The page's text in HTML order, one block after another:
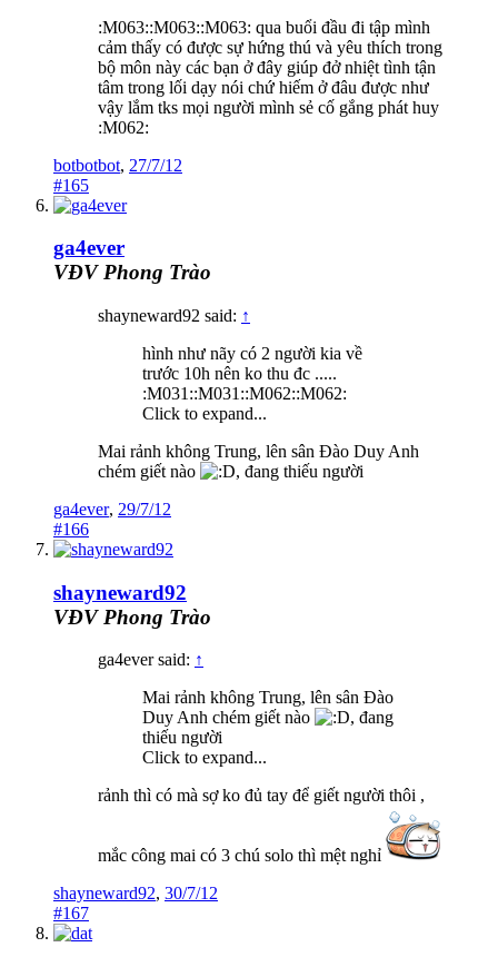
:M063::M063::M063: qua buổi đầu đi tập mình
cảm thấy có được sự hứng thú và yêu thích trong
bộ môn này các bạn ở đây giúp đở nhiệt tình tận
tâm trong lối dạy nói chứ hiếm ở đâu được như
vậy lắm tks mọi người mình sẻ cố gắng phát huy
:M062:
botbotbot, 27/7/12
#165
ga4ever
VĐV Phong Trào
shayneward92 said: ↑
hình như nãy có 2 người kia về
trước 10h nên ko thu đc .....
:M031::M031::M062::M062:
Click to expand...
Mai rảnh không Trung, lên sân Đào Duy Anh
chém giết nào
, đang thiếu người
ga4ever, 29/7/12
#166
shayneward92
VĐV Phong Trào
ga4ever said: ↑
Mai rảnh không Trung, lên sân Đào
Duy Anh chém giết nào
, đang
thiếu người
Click to expand...
rảnh thì có mà sợ ko đủ tay để giết người thôi ,
mắc công mai có 3 chú solo thì mệt nghỉ
shayneward92, 30/7/12
#167